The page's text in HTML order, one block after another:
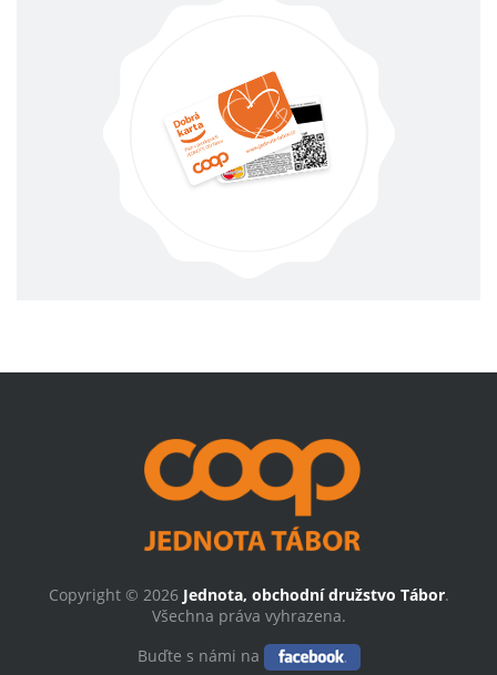
Copyright © 2026 Jednota, obchodní družstvo Tábor.
Všechna práva vyhrazena.
Buďte s námi na